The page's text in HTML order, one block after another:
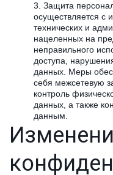
Защита
осуществляется с
технических и
нацеленных на
неправильного
доступа,
данных. Меры
себя межсетевую
контроль
данных, а также
данным.